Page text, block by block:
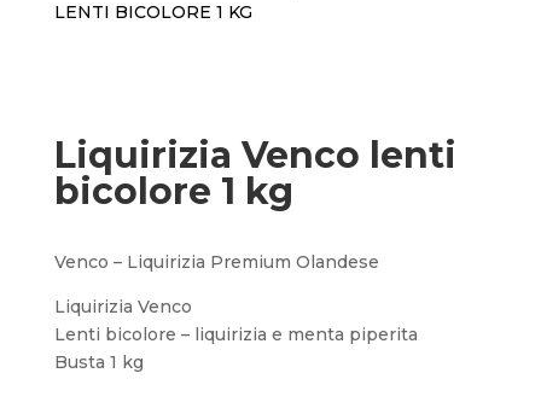
LENTI BICOLORE 1 KG
Liquirizia Venco lenti
bicolore 1 kg
Venco – Liquirizia Premium Olandese
Liquirizia Venco
Lenti bicolore – liquirizia e menta piperita
Busta 1 kg